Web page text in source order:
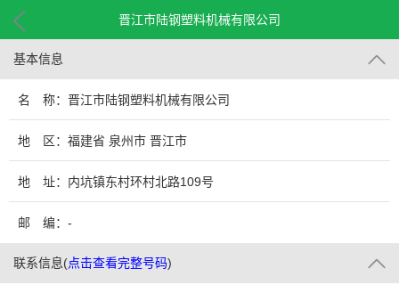
晋江市陆钢塑料机械有限公司
基本信息
名 称：晋江市陆钢塑料机械有限公司
地 区：福建省 泉州市 晋江市
地 址：内坑镇东村环村北路109号
邮 编：-
联系信息(点击查看完整号码)